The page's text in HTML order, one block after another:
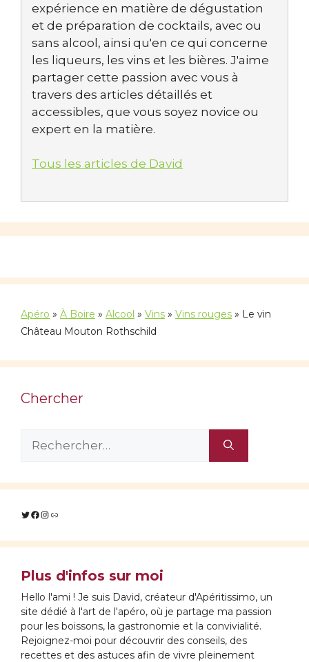
expérience en matière de dégustation
et de préparation de cocktails, avec ou
sans alcool, ainsi qu'en ce qui concerne
les liqueurs, les vins et les bières. J'aime
partager cette passion avec vous à
travers des articles détaillés et
accessibles, que vous soyez novice ou
expert en la matière.
Tous les articles de David
Apéro » À Boire » Alcool » Vins » Vins rouges » Le vin
Château Mouton Rothschild
Chercher
Twitter
Facebook
Instagram
Lien
Plus d'infos sur moi
Hello l'ami ! Je suis David, créateur d'Apéritissimo, un
site dédié à l'art de l'apéro, où je partage ma passion
pour les boissons, la gastronomie et la convivialité.
Rejoignez-moi pour découvrir des conseils, des
recettes et des astuces afin de vivre pleinement